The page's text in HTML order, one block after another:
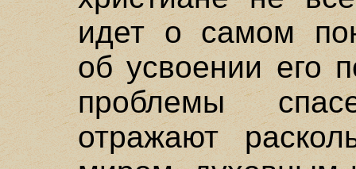
идет о самом
об усвоении его
проблемы
отражают